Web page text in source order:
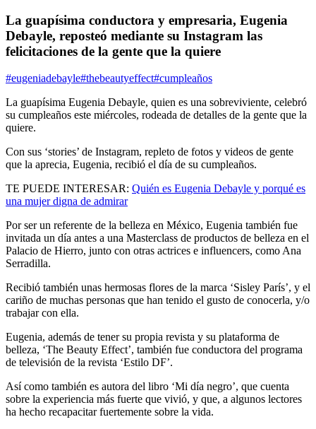
La guapísima conductora y empresaria, Eugenia
Debayle, reposteó mediante su Instagram las
felicitaciones de la gente que la quiere
#eugeniadebayle#thebeautyeffect#cumpleaños
La guapísima Eugenia Debayle, quien es una sobreviviente, celebró
su cumpleaños este miércoles, rodeada de detalles de la gente que la
quiere.
Con sus ‘stories’ de Instagram, repleto de fotos y videos de gente
que la aprecia, Eugenia, recibió el día de su cumpleaños.
TE PUEDE INTERESAR: Quién es Eugenia Debayle y porqué es
una mujer digna de admirar
Por ser un referente de la belleza en México, Eugenia también fue
invitada un día antes a una Masterclass de productos de belleza en el
Palacio de Hierro, junto con otras actrices e influencers, como Ana
Serradilla.
Recibió también unas hermosas flores de la marca ‘Sisley París’, y el
cariño de muchas personas que han tenido el gusto de conocerla, y/o
trabajar con ella.
Eugenia, además de tener su propia revista y su plataforma de
belleza, ‘The Beauty Effect’, también fue conductora del programa
de televisión de la revista ‘Estilo DF’.
Así como también es autora del libro ‘Mi día negro’, que cuenta
sobre la experiencia más fuerte que vivió, y que, a algunos lectores
ha hecho recapacitar fuertemente sobre la vida.